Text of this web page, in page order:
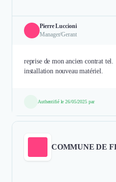
Pierre Luccioni
Manager/Gerant
reprise de mon ancien contrat tel.
installation nouveau matériel.
Authentifié le 26/05/2025 par
COMMUNE DE